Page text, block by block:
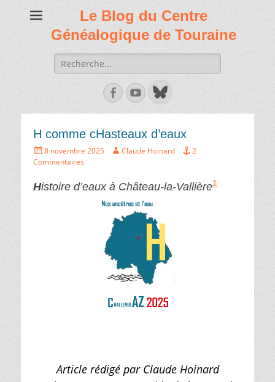
Le Blog du Centre
Généalogique de Touraine
Recherche
de:
Facebook
Youtube
H comme cHasteaux d’eaux
Écrit
le
8 novembre 2025 AuteurClaude Hoinard
2
Commentaires
Histoire d’eaux à Château-la-Vallière1
Article rédigé par Claude Hoinard